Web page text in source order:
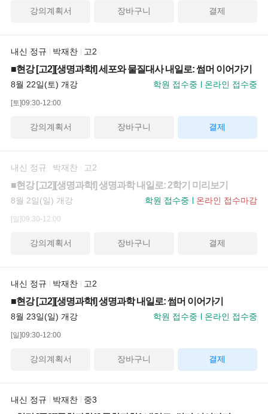
강의계획서 장바구니 결제
내신 정규 박재찬 고2
■현강 [고2][생명과학I] 세포와 물질대사 내일로: 썸머 이어가기
8월 22일(토) 개강 학원 접수중 온라인 접수중
[토]09:30-12:00
강의계획서 장바구니 결제
내신 정규 박재찬 고2
■현강 [고2][생명과학I] 생명과학 내일로: 2학기 미리보기
8월 2일(일) 개강 학원 접수중 온라인 접수마감
[일]09:30-12:00
강의계획서 장바구니 결제
내신 정규 박재찬 고2
■현강 [고2][생명과학I] 생명과학 내일로: 썸머 이어가기
8월 23일(일) 개강 학원 접수중 온라인 접수중
[일]09:30-12:00
강의계획서 장바구니 결제
내신 정규 박재찬 중3